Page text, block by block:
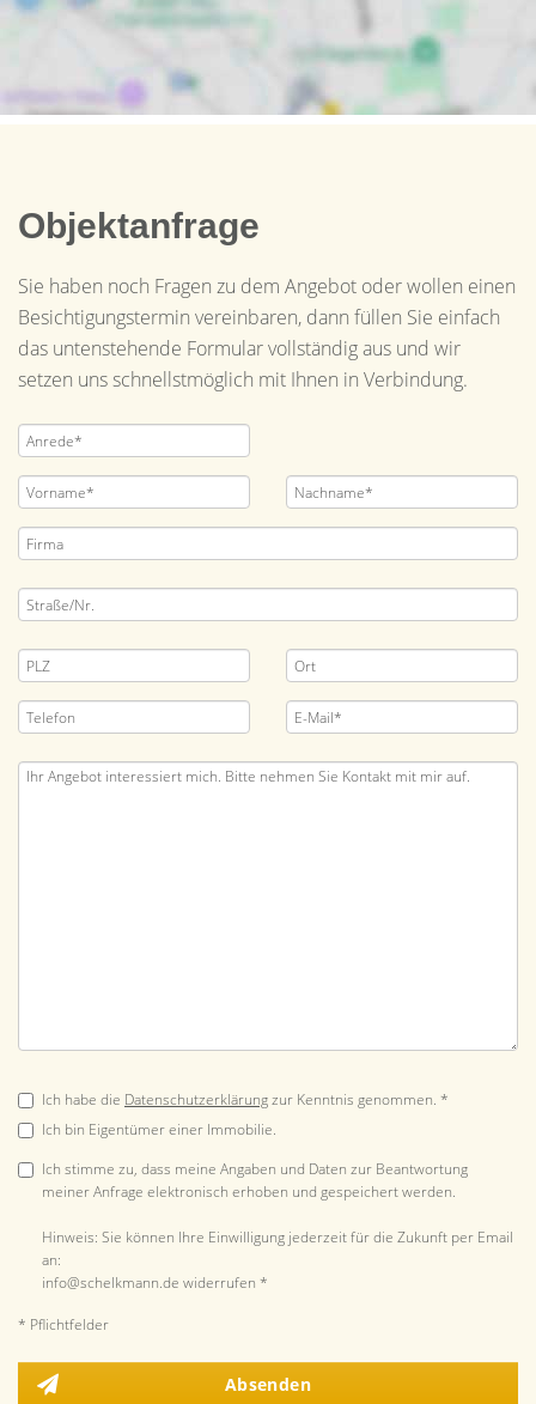
Objektanfrage
Sie haben noch Fragen zu dem Angebot oder wollen einen
Besichtigungstermin vereinbaren, dann füllen Sie einfach
das untenstehende Formular vollständig aus und wir
setzen uns schnellstmöglich mit Ihnen in Verbindung.
Ich habe die Datenschutzerklärungzur Kenntnis genommen. *
Ich bin Eigentümer einer Immobilie.
Ich stimme zu, dass meine Angaben und Daten zur Beantwortung
meiner Anfrage elektronisch erhoben und gespeichert werden.
Hinweis: Sie können Ihre Einwilligung jederzeit für die Zukunft per Email
an:
info@schelkmann.de widerrufen *
* Pflichtfelder
Absenden